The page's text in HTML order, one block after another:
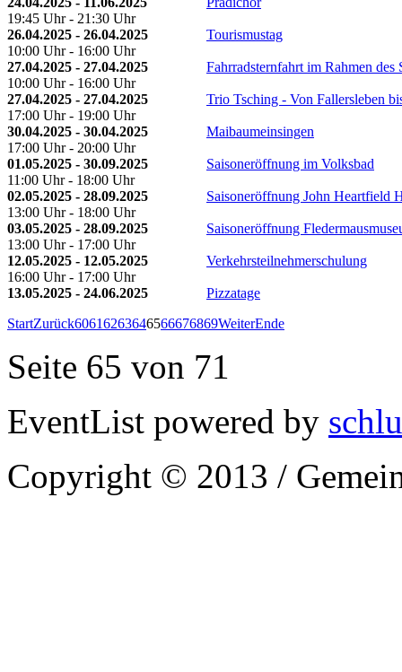
19:45 Uhr - 21:30 Uhr
26.04.2025 - 26.04.2025
10:00 Uhr - 16:00 Uhr
Tourismustag
27.04.2025 - 27.04.2025
10:00 Uhr - 16:00 Uhr
Fahrradsternfahrt im Rahmen des
27.04.2025 - 27.04.2025
17:00 Uhr - 19:00 Uhr
Trio Tsching - Von Fallersleben
30.04.2025 - 30.04.2025
17:00 Uhr - 20:00 Uhr
Maibaumeinsingen
01.05.2025 - 30.09.2025
11:00 Uhr - 18:00 Uhr
Saisoneröffnung im Volksbad
02.05.2025 - 28.09.2025
13:00 Uhr - 18:00 Uhr
Saisoneröffnung John Heartfield
03.05.2025 - 28.09.2025
13:00 Uhr - 17:00 Uhr
Saisoneröffnung
12.05.2025 - 12.05.2025
16:00 Uhr - 17:00 Uhr
Verkehrsteilnehmerschulung
13.05.2025 - 24.06.2025
Pizzatage
StartZurück60616263646566676869WeiterEnde
Seite 65 von 71
EventList powered by
Copyright © 2013 /